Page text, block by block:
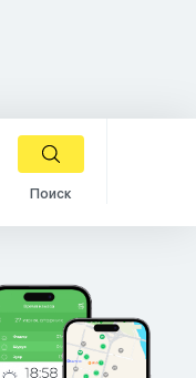
Поиск